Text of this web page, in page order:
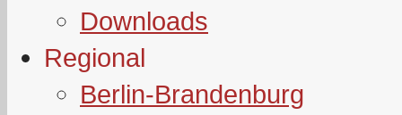
Downloads
Regional
Berlin-Brandenburg